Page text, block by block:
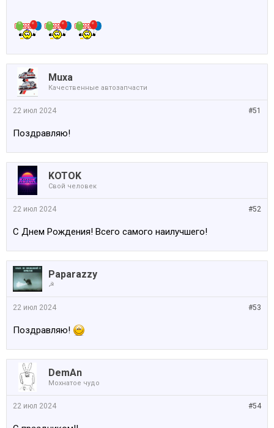
Muxa
Качественные автозапчасти
#51
22 июл 2024
Поздравляю!
KOTOK
Свой человек
#52
22 июл 2024
С Днем Рождения! Всего самого наилучшего!
Paparazzy
☭
#53
22 июл 2024
Поздравляю!
DemAn
Мохнатое чудо
#54
22 июл 2024